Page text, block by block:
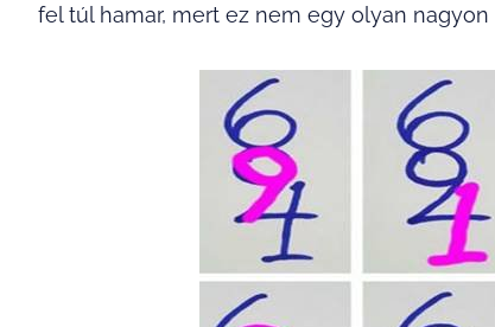
fel túl hamar, mert ez nem egy olyan